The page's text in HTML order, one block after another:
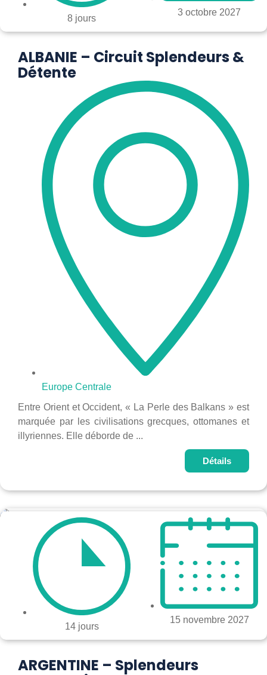
8 jours
3 octobre 2027
ALBANIE – Circuit Splendeurs &
Détente
Europe Centrale
Entre Orient et Occident, « La Perle des Balkans » est
marquée par les civilisations grecques, ottomanes et
illyriennes. Elle déborde de ...
Détails
14 jours
15 novembre 2027
ARGENTINE – Splendeurs